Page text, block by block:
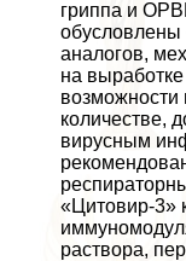
гриппа и
аналогов,
на
возможности
количестве,
вирусным
«Цитовир-3»
раствора,